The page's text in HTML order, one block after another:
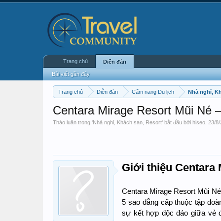
Trang chủ Diễn đàn Cẩm nang Du lịch Nhà nghỉ,
Centara Mirage Resort Mũi
Thảo luận trong 'Nhà nghỉ, Khách sạn, Resort' bắt đầu bởi hiseo 23/8/
Giới thiệu Centara
Centara Mirage Resort Mũi
5 sao đẳng cấp thuộc tập
sự kết hợp độc đáo giữa vẻ
Trang chủ Diễn đàn
Bài viết gần đây